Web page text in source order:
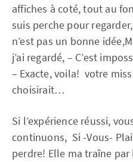
affiches à coté, tout au
suis perche pour
n’est pas un bonne
j’ai regardé, – C’est
– Exacte, voila! votre
choisirait…
Si l’expérience réussi,
continuons, Si -Vous-
perdre! Elle ma traîne